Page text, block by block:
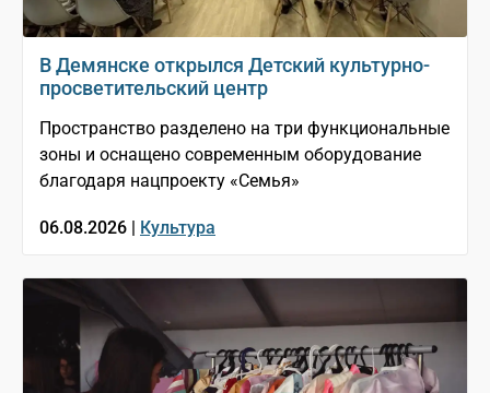
В Демянске открылся Детский культурно-
просветительский центр
Пространство разделено на три функциональные
зоны и оснащено современным оборудование
благодаря нацпроекту «Семья»
06.08.2026 | Культура